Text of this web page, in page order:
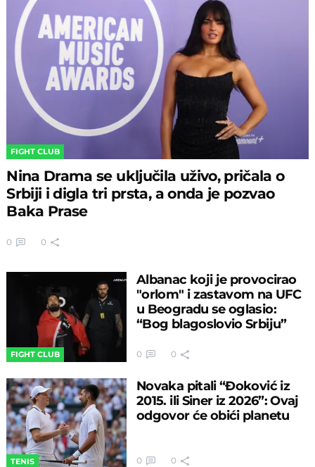
FIGHT CLUB
Nina Drama se uključila uživo, pričala o
Srbiji i digla tri prsta, a onda je pozvao
Baka Prase
0 0
FIGHT CLUB
Albanac koji je provocirao
"orlom" i zastavom na UFC
u Beogradu se oglasio:
“Bog blagoslovio Srbiju”
0 0
TENIS
Novaka pitali “Đoković iz
2015. ili Siner iz 2026”: Ovaj
odgovor će obići planetu
0 0